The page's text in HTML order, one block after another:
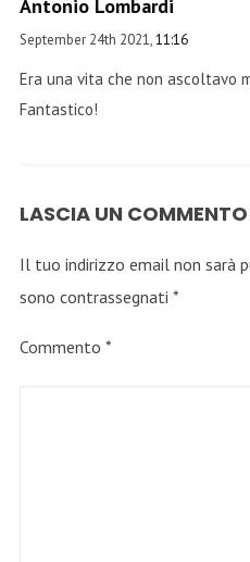
Antonio Lombardi
September 24th 2021,11:16
Era una vita che non ascoltavo
Fantastico!
LASCIA UN COMMENTO
Il tuo indirizzo email non sarà
sono contrassegnati *
Commento *